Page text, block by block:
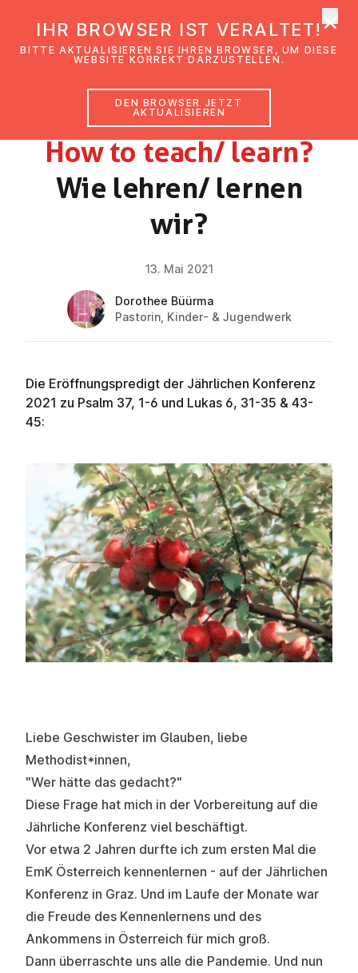
How to teach/ learn?
Wie lehren/ lernen
wir?
GLAUBENSIMPULS
13. Mai 2021
Dorothee Büürma
Pastorin, Kinder- & Jugendwerk
Die Eröffnungspredigt der Jährlichen Konferenz
2021 zu Psalm 37, 1-6 und Lukas 6, 31-35 & 43-
45:
Liebe Geschwister im Glauben, liebe
Methodist*innen,
"Wer hätte das gedacht?"
Diese Frage hat mich in der Vorbereitung auf die
Jährliche Konferenz viel beschäftigt.
Vor etwa 2 Jahren durfte ich zum ersten Mal die
EmK Österreich kennenlernen - auf der Jährlichen
Konferenz in Graz. Und im Laufe der Monate war
die Freude des Kennenlernens und des
Ankommens in Österreich für mich groß.
Dann überraschte uns alle die Pandemie. Und nun
IHR BROWSER IST VERALTET!
BITTE AKTUALISIEREN SIE IHREN BROWSER, UM DIESE
WEBSITE KORREKT DARZUSTELLEN.
DEN BROWSER JETZT
AKTUALISIEREN
×